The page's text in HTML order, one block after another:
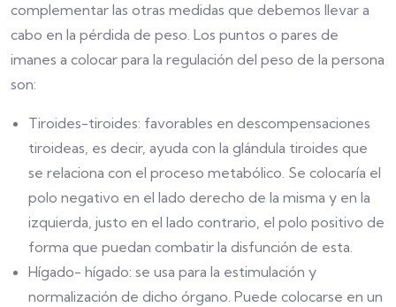
complementar las otras medidas que debemos llevar a
cabo en la pérdida de peso. Los puntos o pares de
imanes a colocar para la regulación del peso de la persona
son:
Tiroides-tiroides: favorables en descompensaciones
tiroideas, es decir, ayuda con la glándula tiroides que
se relaciona con el proceso metabólico. Se colocaría el
polo negativo en el lado derecho de la misma y en la
izquierda, justo en el lado contrario, el polo positivo de
forma que puedan combatir la disfunción de esta.
Hígado- hígado: se usa para la estimulación y
normalización de dicho órgano. Puede colocarse en un